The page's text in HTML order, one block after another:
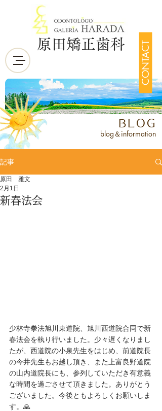
CONTACT
原田矯正歯科
BLOG
blog＆information
記事
新春法会
原田 雅文
2月1日
少林寺拳法旭川東道院、旭川西道院合同で新
春法会を執り行いました。少々遅くなりまし
たが、西道院の小泉先生をはじめ、前道院長
の今井先生もお越し頂き、また上富良野道院
の山内道院長にも、参列していただき有意義
な時間を過ごさせて頂きました。ありがとう
ございました。今後ともよろしくお願いしま
す。🙏